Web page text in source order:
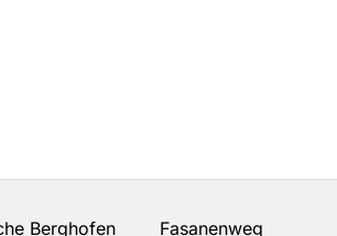
Berghofen Fasanenweg